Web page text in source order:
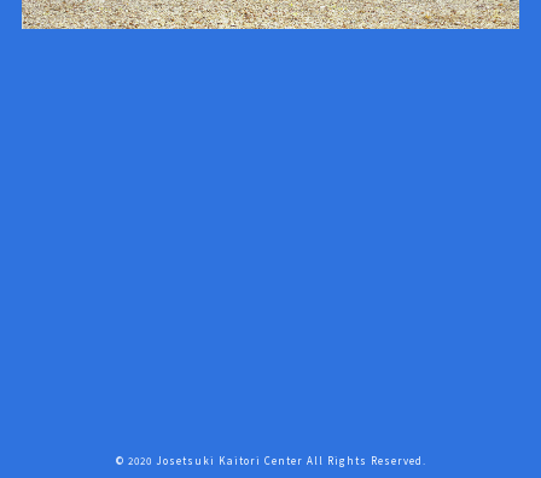
© 2020 Josetsuki Kaitori Center All Rights Reserved.